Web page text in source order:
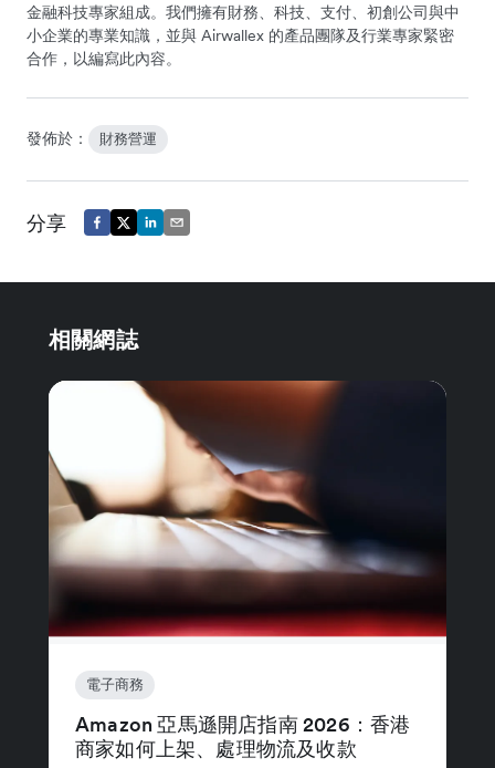
金融科技專家組成。我們擁有財務、科技、支付、初創公司與中
小企業的專業知識，並與 Airwallex 的產品團隊及行業專家緊密
合作，以編寫此內容。
發佈於： 財務營運
分享
相關網誌
電子商務
Amazon 亞馬遜開店指南 2026：香港
商家如何上架、處理物流及收款